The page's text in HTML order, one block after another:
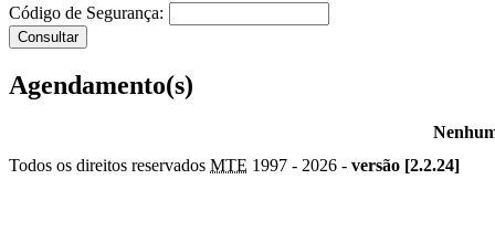
Código de Segurança:
Agendamento(s)
Todos os direitos reservados MTE 1997 - 2026 - versão [2.2.24]